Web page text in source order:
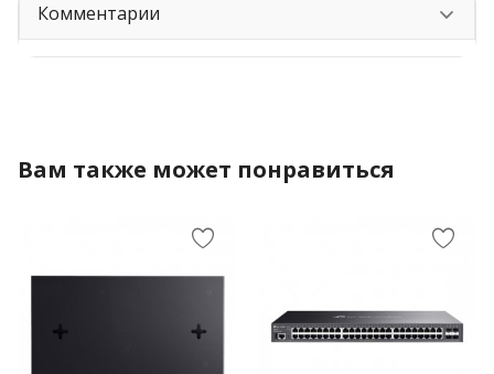
Комментарии
Вам также может понравиться